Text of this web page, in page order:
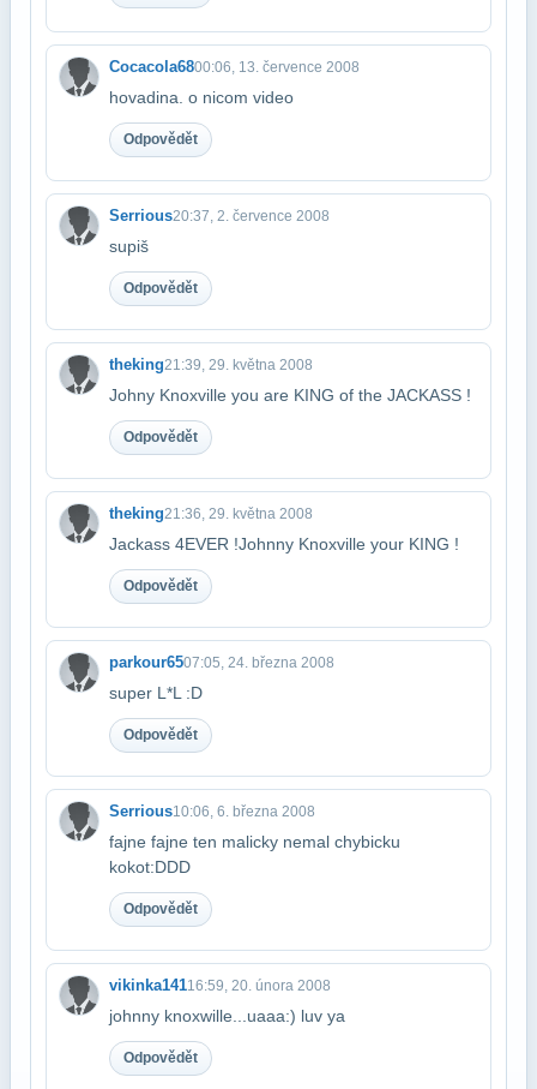
Cocacola6800:06, 13. července 2008
hovadina. o nicom video
Odpovědět
Serrious20:37, 2. července 2008
supiš
Odpovědět
theking21:39, 29. května 2008
Johny Knoxville you are KING of the JACKASS !
Odpovědět
theking21:36, 29. května 2008
Jackass 4EVER !Johnny Knoxville your KING !
Odpovědět
parkour6507:05, 24. března 2008
super L*L :D
Odpovědět
Serrious10:06, 6. března 2008
fajne fajne ten malicky nemal chybicku
kokot:DDD
Odpovědět
vikinka14116:59, 20. února 2008
johnny knoxwille...uaaa:) luv ya
Odpovědět